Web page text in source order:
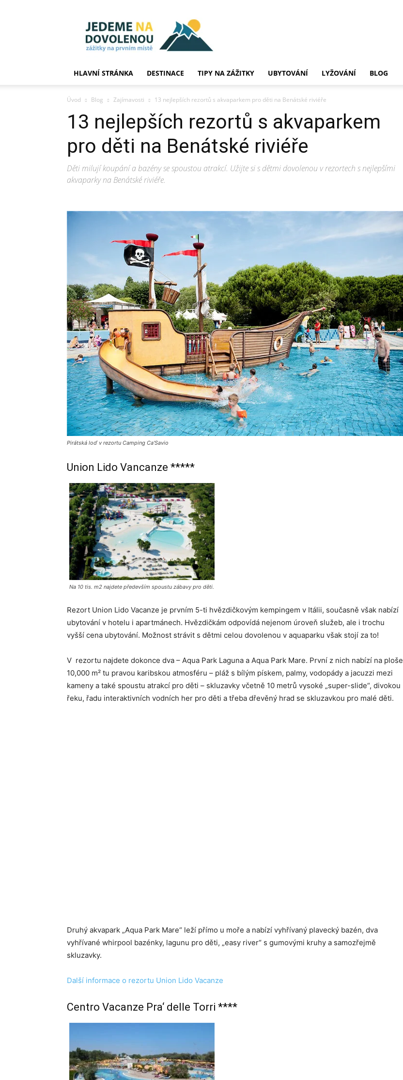
JedemeNaDovolenou.cz
HLAVNÍ STRÁNKA DESTINACE TIPY NA ZÁŽITKY UBYTOVÁNÍ LYŽOVÁNÍ BLOG
Úvod Blog Zajímavosti 13 nejlepších rezortů s akvaparkem pro děti na Benátské riviéře
13 nejlepších rezortů s akvaparkem
pro děti na Benátské riviéře
Děti milují koupání a bazény se spoustou atrakcí. Užijte si s dětmi dovolenou v rezortech s nejlepšími
akvaparky na Benátské riviéře.
Pirátská loď v rezortu Camping Ca'Savio
Union Lido Vancanze *****
Na 10 tis. m2 najdete především spoustu zábavy pro děti.
Rezort Union Lido Vacanze je prvním 5-ti hvězdičkovým kempingem v Itálii, současně však nabízí
ubytování v hotelu i apartmánech. Hvězdičkám odpovídá nejenom úroveň služeb, ale i trochu
vyšší cena ubytování. Možnost strávit s dětmi celou dovolenou v aquaparku však stojí za to!
V rezortu najdete dokonce dva – Aqua Park Laguna a Aqua Park Mare. První z nich nabízí na ploše
10,000 m² tu pravou karibskou atmosféru – pláž s bílým pískem, palmy, vodopády a jacuzzi mezi
kameny a také spoustu atrakcí pro děti – skluzavky včetně 10 metrů vysoké „super-slide“, divokou
řeku, řadu interaktivních vodních her pro děti a třeba dřevěný hrad se skluzavkou pro malé děti.
Druhý akvapark „Aqua Park Mare“ leží přímo u moře a nabízí vyhřívaný plavecký bazén, dva
vyhřívané whirpool bazénky, lagunu pro děti, „easy river“ s gumovými kruhy a samozřejmě
skluzavky.
Další informace o rezortu Union Lido Vacanze
Centro Vacanze Pra‘ delle Torri ****